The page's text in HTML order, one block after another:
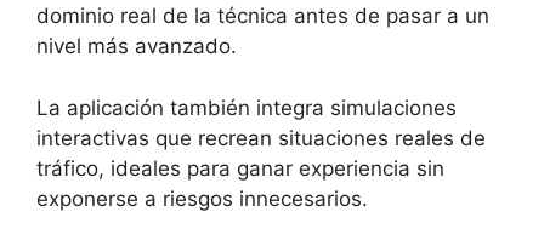
dominio real de la técnica antes de pasar a un
nivel más avanzado.
La aplicación también integra simulaciones
interactivas que recrean situaciones reales de
tráfico, ideales para ganar experiencia sin
exponerse a riesgos innecesarios.